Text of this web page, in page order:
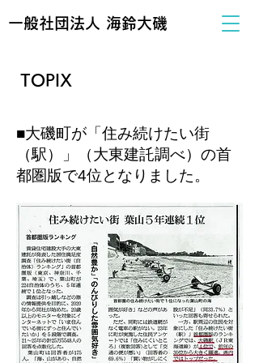
一般社団法人 海鈴大磯
TOPIX
■大磯町が「住み続けたい街
（駅）」（大東建託調べ）の首
都圏版で4位となりました。